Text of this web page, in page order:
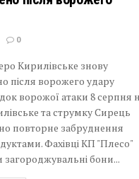
0
Кирилівське знову
після ворожего удару
ворожої атаки 8 серпня
та струмку Сирець
повторне забруднення
Фахівці КП "Плесо"
загороджувальні бони...